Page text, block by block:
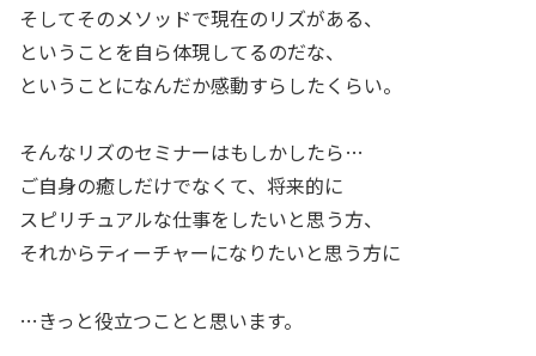
そしてそのメソッドで現在のリズがある、
ということを自ら体現してるのだな、
ということになんだか感動すらしたくらい。
そんなリズのセミナーはもしかしたら…
ご自身の癒しだけでなくて、将来的に
スピリチュアルな仕事をしたいと思う方、
それからティーチャーになりたいと思う方に
…きっと役立つことと思います。